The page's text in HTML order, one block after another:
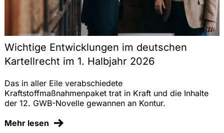
IT-Recht
Datenschutz und Datensicherheit
Compliance, Interne Untersuchungen
Gesellschaftsrecht
M&A
Wichtige Entwicklungen im deutschen
Kartellrecht im 1. Halbjahr 2026
Das in aller Eile verabschiedete
Kraftstoffmaßnahmenpaket trat in Kraft und die Inhalte
der 12. GWB-Novelle gewannen an Kontur.
Mehr lesen